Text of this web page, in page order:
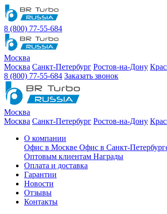
8 (800) 77-55-684
Москва
Москва Санкт-Петербург Ростов-на-Дону
8 (800) 77-55-684 Заказать звонок
Москва
Москва Санкт-Петербург Ростов-на-Дону
О компании
Офис в Москве Офис в Санкт-
Оптовым клиентам Награды
Оплата и доставка
Гарантии
Новости
Отзывы
Контакты